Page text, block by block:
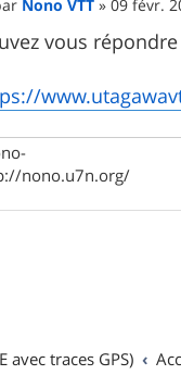
Nono VTT »09 févr.
vous
nono.u7n.org/
avec traces GPS)